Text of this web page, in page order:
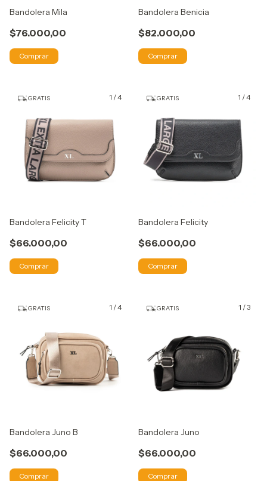
Bandolera Mila
$76.000,00
Comprar
Bandolera Benicia
$82.000,00
Comprar
1 /4
GRATIS
Bandolera Felicity T
$66.000,00
Comprar
1 /4
GRATIS
Bandolera Felicity
$66.000,00
Comprar
1 /4
GRATIS
Bandolera Juno B
$66.000,00
Comprar
1 /3
GRATIS
Bandolera Juno
$66.000,00
Comprar